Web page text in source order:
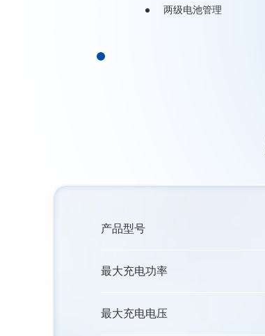
两级电池管理
产品型号
最大充电功率
最大充电电压